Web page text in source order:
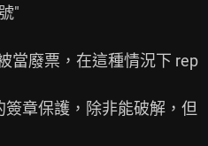
當廢票，在這種情況下 rep
簽章保護，除非能破解，但